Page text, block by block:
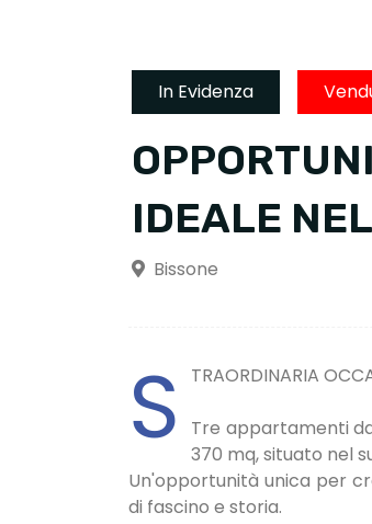
In Evidenza
IDEALE
Bissone
S TRAORDINARIA
Tre appartamenti
370 mq, situato nel
Un'opportunità unica per
di fascino e storia.